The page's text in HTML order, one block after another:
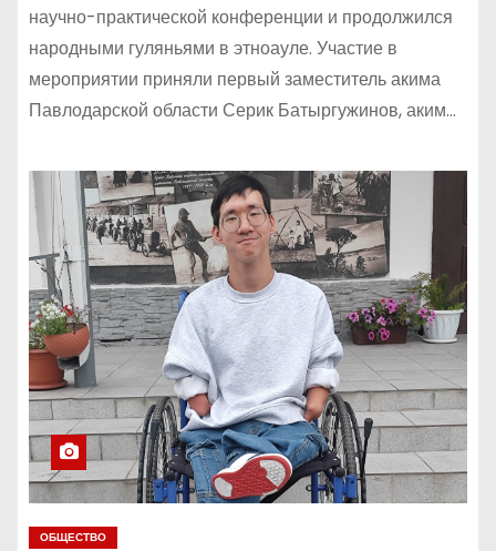
научно-практической конференции и продолжился
народными гуляньями в этноауле. Участие в
мероприятии приняли первый заместитель акима
Павлодарской области Серик Батыргужинов, аким…
ОБЩЕСТВО